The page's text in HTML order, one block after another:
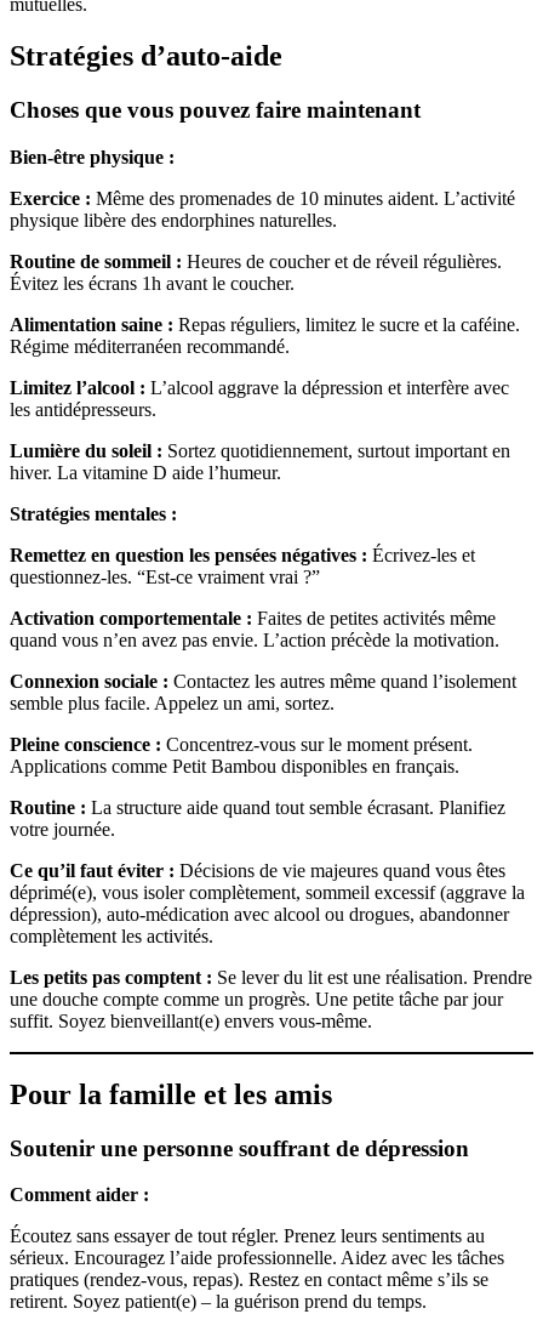
mutuelles.
Stratégies d’auto-aide
Choses que vous pouvez faire maintenant
Bien-être physique :
Exercice : Même des promenades de 10 minutes aident. L’activité
physique libère des endorphines naturelles.
Routine de sommeil : Heures de coucher et de réveil régulières.
Évitez les écrans 1h avant le coucher.
Alimentation saine : Repas réguliers, limitez le sucre et la caféine.
Régime méditerranéen recommandé.
Limitez l’alcool : L’alcool aggrave la dépression et interfère avec
les antidépresseurs.
Lumière du soleil : Sortez quotidiennement, surtout important en
hiver. La vitamine D aide l’humeur.
Stratégies mentales :
Remettez en question les pensées négatives : Écrivez-les et
questionnez-les. “Est-ce vraiment vrai ?”
Activation comportementale : Faites de petites activités même
quand vous n’en avez pas envie. L’action précède la motivation.
Connexion sociale : Contactez les autres même quand l’isolement
semble plus facile. Appelez un ami, sortez.
Pleine conscience : Concentrez-vous sur le moment présent.
Applications comme Petit Bambou disponibles en français.
Routine : La structure aide quand tout semble écrasant. Planifiez
votre journée.
Ce qu’il faut éviter : Décisions de vie majeures quand vous êtes
déprimé(e), vous isoler complètement, sommeil excessif (aggrave la
dépression), auto-médication avec alcool ou drogues, abandonner
complètement les activités.
Les petits pas comptent : Se lever du lit est une réalisation. Prendre
une douche compte comme un progrès. Une petite tâche par jour
suffit. Soyez bienveillant(e) envers vous-même.
Pour la famille et les amis
Soutenir une personne souffrant de dépression
Comment aider :
Écoutez sans essayer de tout régler. Prenez leurs sentiments au
sérieux. Encouragez l’aide professionnelle. Aidez avec les tâches
pratiques (rendez-vous, repas). Restez en contact même s’ils se
retirent. Soyez patient(e) – la guérison prend du temps.